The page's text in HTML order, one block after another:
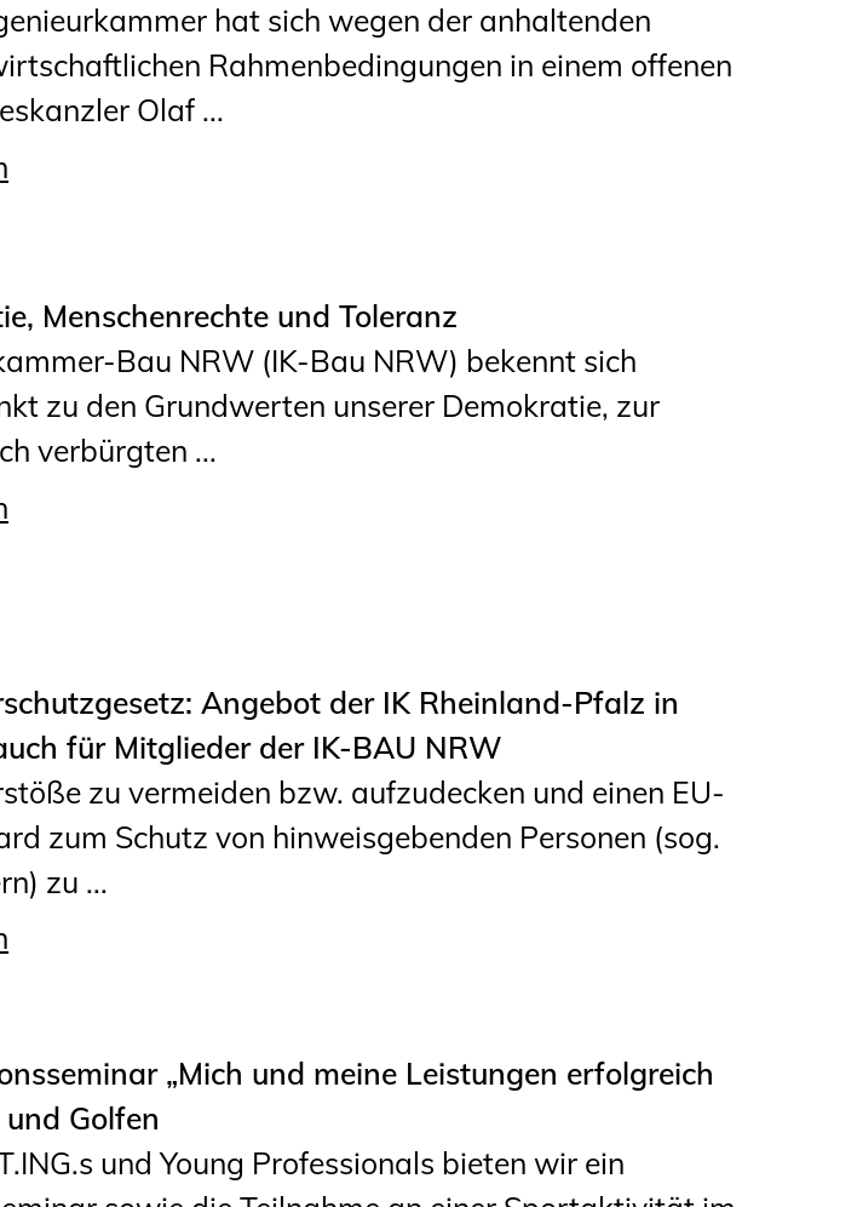
hat sich wegen der anhaltenden
Rahmenbedingungen in einem offenen
Olaf ...
Menschenrechte und Toleranz
Bau NRW (IK-Bau NRW) bekennt sich
zu den Grundwerten unserer Demokratie, zur
verbürgten ...
Angebot der IK Rheinland-Pfalz in
für Mitglieder der IK-BAU NRW
zu vermeiden bzw. aufzudecken und einen EU-
zum Schutz von hinweisgebenden Personen (sog.
zu ...
„Mich und meine Leistungen erfolgreich
Golfen
und Young Professionals bieten wir ein